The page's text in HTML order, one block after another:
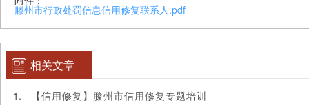
滕州市行政处罚信息信用修复联系人.pdf
相关文章
【信用修复】滕州市信用修复专题培训